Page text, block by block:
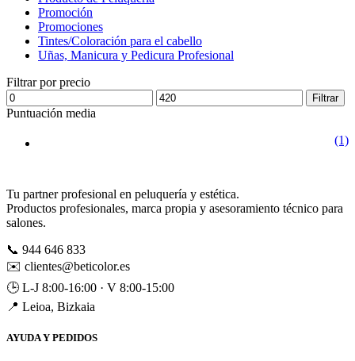
Promoción
Promociones
Tintes/Coloración para el cabello
Uñas, Manicura y Pedicura Profesional
Filtrar por precio
Filtrar
Puntuación media
(1)
Tu partner profesional en peluquería y estética.
Productos profesionales, marca propia y asesoramiento técnico para
salones.
📞 944 646 833
✉️ clientes@beticolor.es
🕒 L-J 8:00-16:00 · V 8:00-15:00
📍 Leioa, Bizkaia
AYUDA Y PEDIDOS